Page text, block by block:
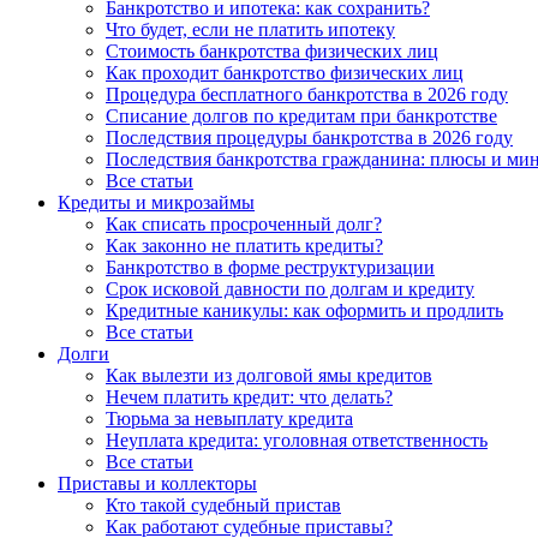
Банкротство и ипотека: как сохранить?
Что будет, если не платить ипотеку
Стоимость банкротства физических лиц
Как проходит банкротство физических лиц
Процедура бесплатного банкротства в 2026 году
Списание долгов по кредитам при банкротстве
Последствия процедуры банкротства в 2026 году
Последствия банкротства гражданина: плюсы и
Все статьи
Кредиты и микрозаймы
Как списать просроченный долг?
Как законно не платить кредиты?
Банкротство в форме реструктуризации
Срок исковой давности по долгам и кредиту
Кредитные каникулы: как оформить и продлить
Все статьи
Долги
Как вылезти из долговой ямы кредитов
Нечем платить кредит: что делать?
Тюрьма за невыплату кредита
Неуплата кредита: уголовная ответственность
Все статьи
Приставы и коллекторы
Кто такой судебный пристав
Как работают судебные приставы?